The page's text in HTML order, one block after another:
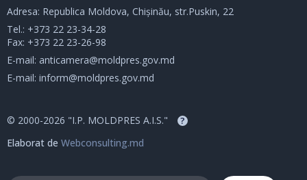
Adresa: Republica Moldova, Chișinău, str.Puskin, 22
Tel.: +373 22 23-34-28
Fax: +373 22 23-26-98
E-mail: anticamera@moldpres.gov.md
E-mail: inform@moldpres.gov.md
© 2000-2026 "I.P. MOLDPRES A.I.S." ?
Elaborat de Webconsulting.md